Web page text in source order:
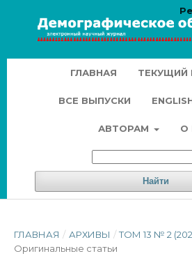
ГЛАВНАЯ ТЕКУЩИЙ
ВСЕ ВЫПУСКИ
АВТОРАМ О
Найти
ГЛАВНАЯ / АРХИВЫ / ТОМ 13 № 2
Оригинальные статьи